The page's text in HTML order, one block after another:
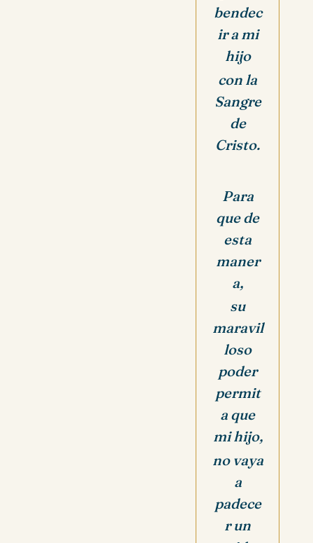
bendec
ir a mi
hijo
con la
Sangre
de
Cristo.
Para
que de
esta
maner
a,
su
maravil
loso
poder
permit
a que
mi hijo,
no vaya
a
padece
r un